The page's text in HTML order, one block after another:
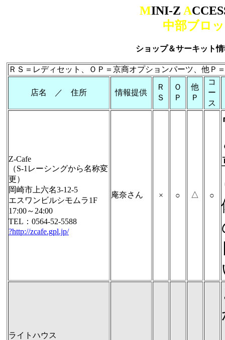
MINI-Z A
中部ブロ
ショップ＆サーキット
ＲＳ＝レディセット、ＯＰ＝京商オプションパーツ、他Ｐ
店名 ／ 住所 情報提供
Ｒ
Ｓ
Ｏ
Ｐ
他
Ｐ
コ
ー
ス
Z-Cafe
（S-1レーシングから名称変
更）
岡崎市上六名3-12-5
エスワンビルシモムラ1F
17:00～24:00
TEL：0564-52-5588
?http://zcafe.gpl.jp/
庵奈さん × ○ △ ○
ライトハウス